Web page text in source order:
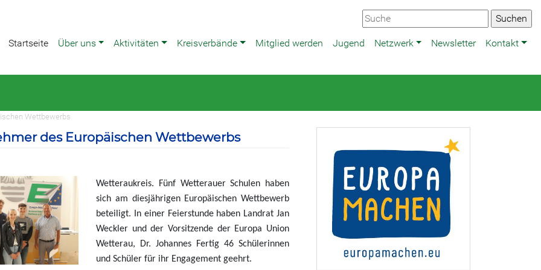
Startseite Über uns Aktivitäten Kreisverbände Mitglied werden Jugend Netzwerk Newsletter Kontakt
Wettbewerbs
des Europäischen Wettbewerbs
Wetteraukreis. Fünf Wetterauer Schulen haben
sich am diesjährigen Europäischen Wettbewerb
beteiligt. In einer Feierstunde haben Landrat Jan
Weckler und der Vorsitzende der Europa Union
Wetterau, Dr. Johannes Fertig 46 Schülerinnen
und Schüler für ihr Engagement geehrt.